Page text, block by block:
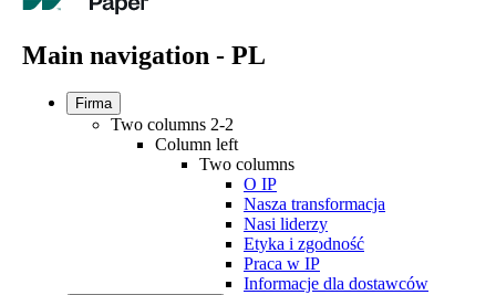
Main navigation - PL
Firma
Two columns 2-2
Column left
Two columns
O IP
Nasza transformacja
Nasi liderzy
Etyka i zgodność
Praca w IP
Informacje dla dostawców